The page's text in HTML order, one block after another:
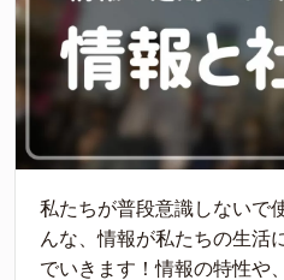
私たちが普段意識しないで
んな、情報が私たちの生活
でいきます！情報の特性や